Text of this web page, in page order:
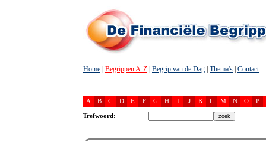
Home Begrippen A-Z Begrip van de Dag Thema's Contact
A B C D E F G H I J K L M N O P
Trefwoord: